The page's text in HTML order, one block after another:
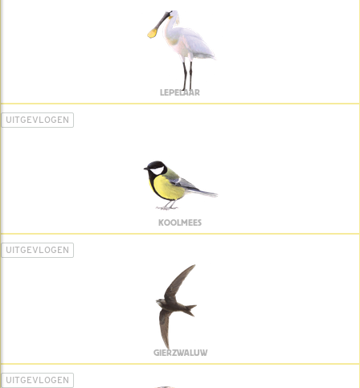
LEPELAAR
UITGEVLOGEN
KOOLMEES
UITGEVLOGEN
GIERZWALUW
UITGEVLOGEN